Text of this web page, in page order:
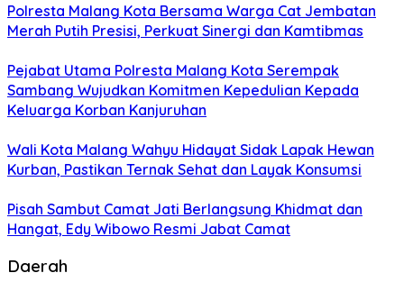
Polresta Malang Kota Bersama Warga Cat Jembatan
Merah Putih Presisi, Perkuat Sinergi dan Kamtibmas
Pejabat Utama Polresta Malang Kota Serempak
Sambang Wujudkan Komitmen Kepedulian Kepada
Keluarga Korban Kanjuruhan
Wali Kota Malang Wahyu Hidayat Sidak Lapak Hewan
Kurban, Pastikan Ternak Sehat dan Layak Konsumsi
Pisah Sambut Camat Jati Berlangsung Khidmat dan
Hangat, Edy Wibowo Resmi Jabat Camat
Daerah